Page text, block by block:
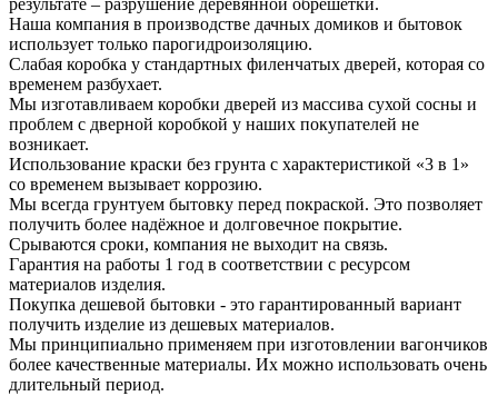
результате – разрушение деревянной обрешётки.
Наша компания в производстве дачных домиков и бытовок
использует только парогидроизоляцию.
Слабая коробка у стандартных филенчатых дверей, которая со
временем разбухает.
Мы изготавливаем коробки дверей из массива сухой сосны и
проблем с дверной коробкой у наших покупателей не
возникает.
Использование краски без грунта с характеристикой «3 в 1»
со временем вызывает коррозию.
Мы всегда грунтуем бытовку перед покраской. Это позволяет
получить более надёжное и долговечное покрытие.
Срываются сроки, компания не выходит на связь.
Гарантия на работы 1 год в соответствии с ресурсом
материалов изделия.
Покупка дешевой бытовки - это гарантированный вариант
получить изделие из дешевых материалов.
Мы принципиально применяем при изготовлении вагончиков
более качественные материалы. Их можно использовать очень
длительный период.